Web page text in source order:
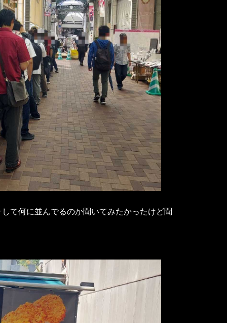
て何に並んでるのか聞いてみたかったけど聞